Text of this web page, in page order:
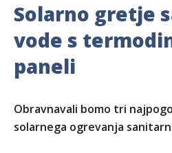
Solarno gretje
vode s
paneli
Obravnavali bomo tri
solarnega ogrevanja